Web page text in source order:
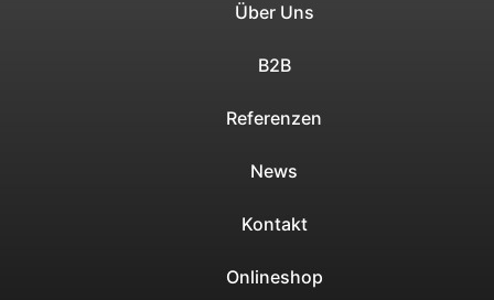
Über Uns
B2B
Referenzen
News
Kontakt
Onlineshop